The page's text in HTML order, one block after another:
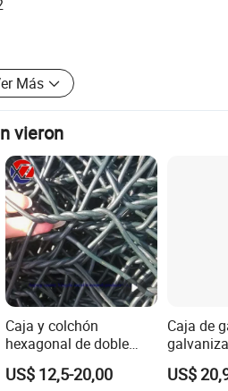
Más
vieron
Caja y colchón
hexagonal de doble
torsión galvanizado
pesado
US$ 12,5-20,00
Caja de
de alta
US$